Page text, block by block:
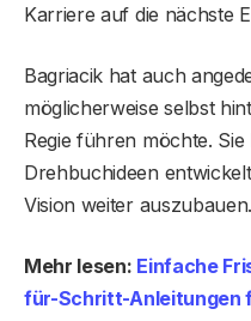
Karriere auf die nächste
Bagriacik hat auch
möglicherweise selbst
Regie führen möchte. Sie
Drehbuchideen
Vision weiter auszubauen.
Mehr lesen: Einfache
für-Schritt-Anleitungen